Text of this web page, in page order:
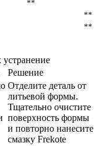
**
**
**
Решение
Отделите деталь от
литьевой формы.
Тщательно очистите
поверхность формы
и повторно нанесите
смазку Frekote